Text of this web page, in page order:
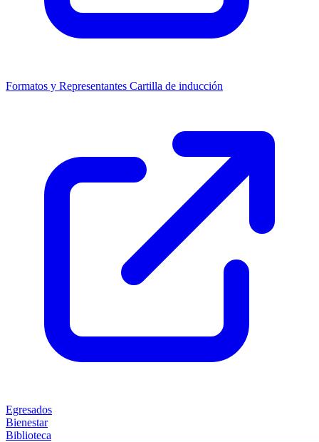
Formatos y Representantes Cartilla de inducción
Egresados
Bienestar
Biblioteca